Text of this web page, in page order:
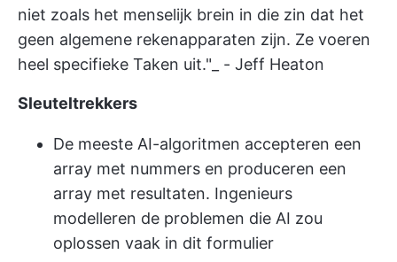
niet zoals het menselijk brein in die zin dat het
geen algemene rekenapparaten zijn. Ze voeren
heel specifieke Taken uit."_ - Jeff Heaton
Sleuteltrekkers
De meeste AI-algoritmen accepteren een
array met nummers en produceren een
array met resultaten. Ingenieurs
modelleren de problemen die AI zou
oplossen vaak in dit formulier